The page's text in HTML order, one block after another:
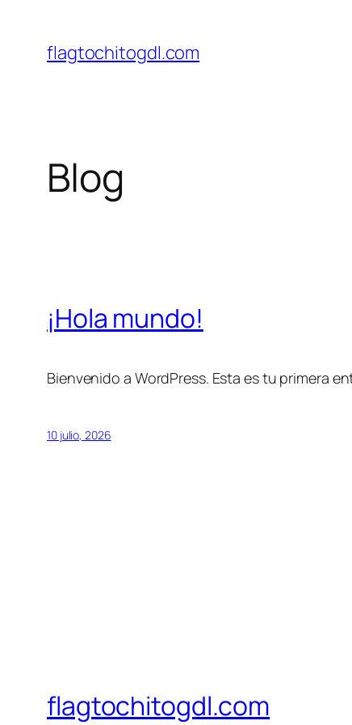
contenido
flagtochitogdl.com
Blog
¡Hola mundo!
Bienvenido a WordPress. Esta es tu primera
10 julio, 2026
flagtochitogdl.com